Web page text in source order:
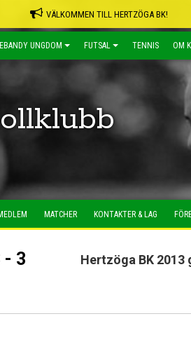
VÄLKOMMEN TILL HERTZÖGA BK!
UNGDOM FUTSAL TENNIS OM
MATCHER KONTAKTER & LAG
- 3 Hertzöga BK 2013